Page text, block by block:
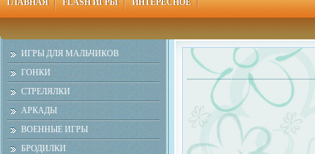
ГЛАВНАЯ FLASH ИГРЫ ИНТЕРЕСНОЕ
ИГРЫ ДЛЯ МАЛЬЧИКОВ
ГОНКИ
СТРЕЛЯЛКИ
АРКАДЫ
ВОЕННЫЕ ИГРЫ
БРОДИЛКИ